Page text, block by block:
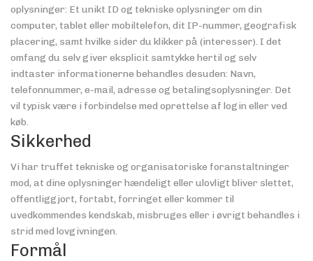
oplysninger: Et unikt ID og tekniske oplysninger om din
computer, tablet eller mobiltelefon, dit IP-nummer, geografisk
placering, samt hvilke sider du klikker på (interesser). I det
omfang du selv giver eksplicit samtykke hertil og selv
indtaster informationerne behandles desuden: Navn,
telefonnummer, e-mail, adresse og betalingsoplysninger. Det
vil typisk være i forbindelse med oprettelse af login eller ved
køb.
Sikkerhed
Vi har truffet tekniske og organisatoriske foranstaltninger
mod, at dine oplysninger hændeligt eller ulovligt bliver slettet,
offentliggjort, fortabt, forringet eller kommer til
uvedkommendes kendskab, misbruges eller i øvrigt behandles i
strid med lovgivningen.
Formål